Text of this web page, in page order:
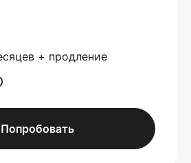
+ продление
Попробовать